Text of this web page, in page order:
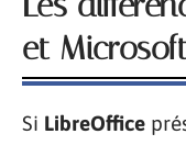
et
Si LibreOffice